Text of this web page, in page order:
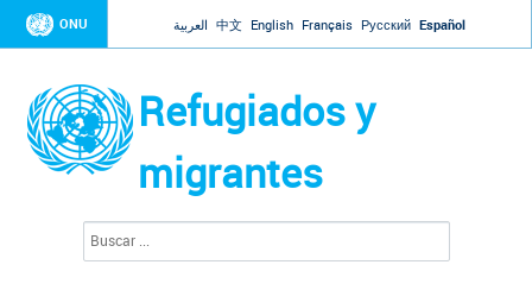
Jump to navigation
ONU العربية 中文 English Français Русский Español
Refugiados y
migrantes
s